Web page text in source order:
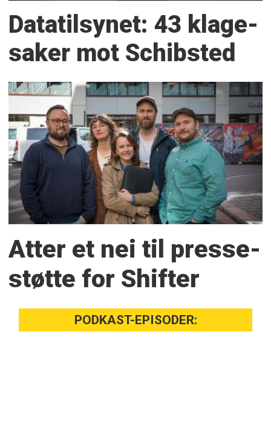
Datatilsynet: 43 klage­
saker mot Schibsted
Atter et nei til presse­
støtte for Shifter
PODKAST-EPISODER: